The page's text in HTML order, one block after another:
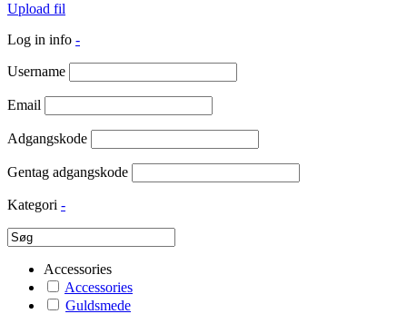
Upload fil
Log in info -
Username
Email
Adgangskode
Gentag adgangskode
Kategori -
Accessories
Accessories
Guldsmede